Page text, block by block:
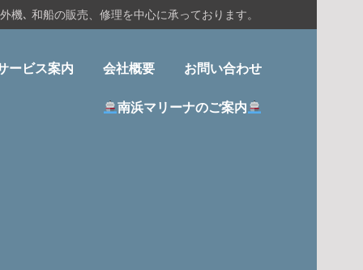
､ 和船の販売、修理を中心に承っております。
ービス案内 会社概要 お問い合わせ
南浜マリーナのご案内